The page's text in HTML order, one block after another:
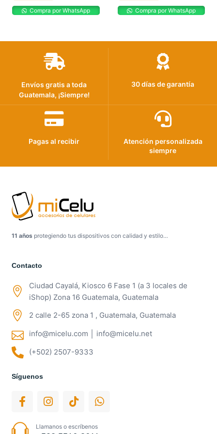
Compra por WhatsApp Compra por WhatsApp
Envíos gratis a toda
Guatemala, ¡Siempre!
30 días de garantía
Pagas al recibir
Atención personalizada
siempre
11 años protegiendo tus dispositivos con calidad y estilo…
Contacto
Ciudad Cayalá, Kiosco 6 Fase 1 (a 3 locales de
iShop) Zona 16 Guatemala, Guatemala
2 calle 2-65 zona 1 , Guatemala, Guatemala
info@micelu.com │ info@micelu.net
(+502) 2507-9333
Síguenos
Llamanos o escríbenos